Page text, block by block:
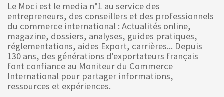
Le Moci est le media n°1 au service des
entrepreneurs, des conseillers et des professionnels
du commerce international : Actualités online,
magazine, dossiers, analyses, guides pratiques,
réglementations, aides Export, carrières... Depuis
130 ans, des générations d'exportateurs français
font confiance au Moniteur du Commerce
International pour partager informations,
ressources et expériences.